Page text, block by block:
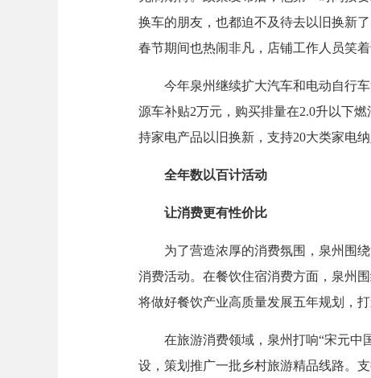
换车的朋友，也都迫不及待去以旧换新
春节期间也热闹非凡，店铺工作人员笑
今年泉州继续扩大汽车和电动自行车“
源车补贴2万元，购买排量在2.0升以下
持家电产品以旧换新，支持20大类家电
全年数以百计活动
让消费更有性价比
为了营造浓厚的消费氛围，泉州围绕“
消费活动。在餐饮住宿消费方面，泉州
将做好餐饮产业高质量发展五年规划，
在旅游消费领域，泉州打响“宋元中国
设，策划推广一批乡村旅游精品线路。